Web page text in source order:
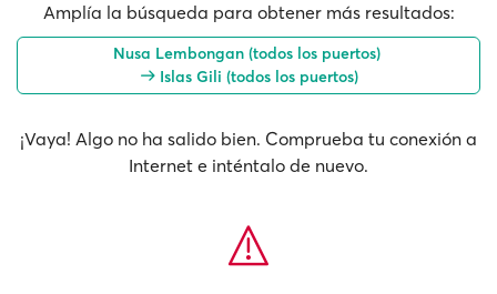
Amplía la búsqueda para obtener más resultados:
Nusa Lembongan (todos los puertos)
Islas Gili (todos los puertos)
¡Vaya! Algo no ha salido bien. Comprueba tu conexión a
Internet e inténtalo de nuevo.